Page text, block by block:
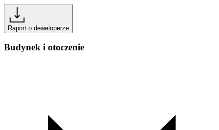
Raport o deweloperze
Budynek i otoczenie